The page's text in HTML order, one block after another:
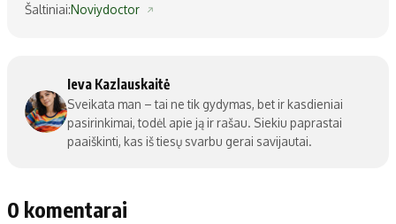
Šaltiniai:Noviydoctor
Ieva Kazlauskaitė
Sveikata man – tai ne tik gydymas, bet ir kasdieniai
pasirinkimai, todėl apie ją ir rašau. Siekiu paprastai
paaiškinti, kas iš tiesų svarbu gerai savijautai.
0 komentarai